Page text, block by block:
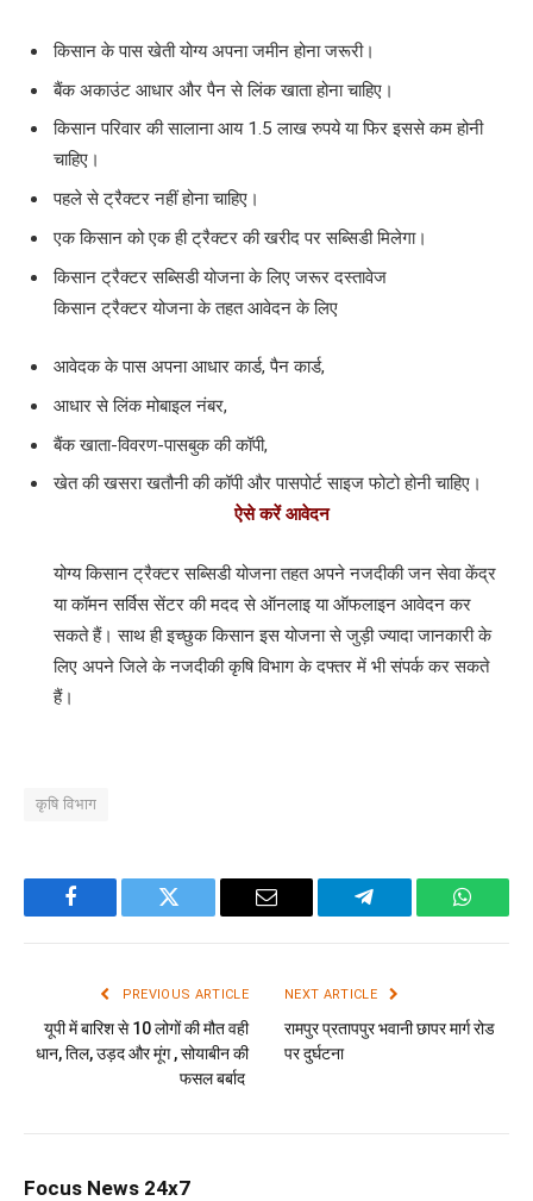
किसान के पास खेती योग्य अपना जमीन होना जरूरी।
बैंक अकाउंट आधार और पैन से लिंक खाता होना चाहिए।
किसान परिवार की सालाना आय 1.5 लाख रुपये या फिर इससे कम होनी
चाहिए।
पहले से ट्रैक्टर नहीं होना चाहिए।
एक किसान को एक ही ट्रैक्टर की खरीद पर सब्सिडी मिलेगा।
किसान ट्रैक्टर सब्सिडी योजना के लिए जरूर दस्तावेज
किसान ट्रैक्टर योजना के तहत आवेदन के लिए
आवेदक के पास अपना आधार कार्ड, पैन कार्ड,
आधार से लिंक मोबाइल नंबर,
बैंक खाता-विवरण-पासबुक की कॉपी,
खेत की खसरा खतौनी की कॉपी और पासपोर्ट साइज फोटो होनी चाहिए।
ऐसे करें आवेदन
योग्य किसान ट्रैक्टर सब्सिडी योजना तहत अपने नजदीकी जन सेवा केंद्र
या कॉमन सर्विस सेंटर की मदद से ऑनलाइ या ऑफलाइन आवेदन कर
सकते हैं। साथ ही इच्छुक किसान इस योजना से जुड़ी ज्यादा जानकारी के
लिए अपने जिले के नजदीकी कृषि विभाग के दफ्तर में भी संपर्क कर सकते
हैं।
कृषि विभाग
Facebook Twitter Email Telegram
PREVIOUS ARTICLE
यूपी में बारिश से 10 लोगों की मौत वही
धान, तिल, उड़द और मूंग , सोयाबीन की
फसल बर्बाद
NEXT ARTICLE
रामपुर प्रतापपुर भवानी छापर मार्ग रोड
पर दुर्घटना
Focus News 24x7